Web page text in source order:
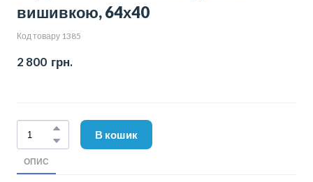
вишивкою, 64х40
Код товару 1385
2 800  грн.
В кошик
ОПИС